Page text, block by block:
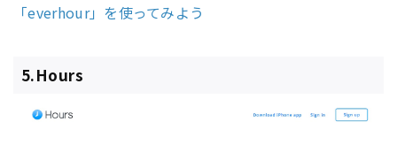
「everhour」を使ってみよう
5.Hours